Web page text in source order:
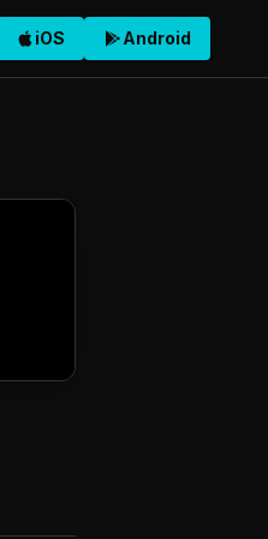
iOS Android